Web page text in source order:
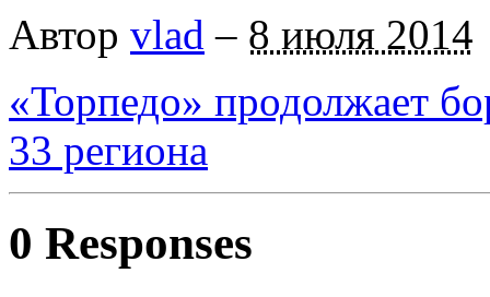
Автор vlad – 8 июля 2014
«Торпедо» продолжает
33 региона
0 Responses